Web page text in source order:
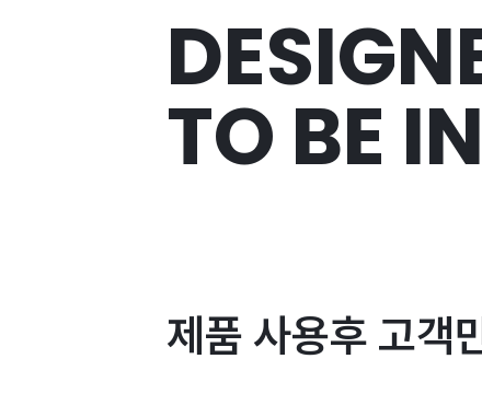
TO BE
제품 사용후 고객